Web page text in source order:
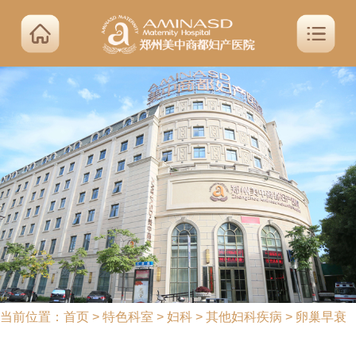
当前位置： 首页 > 特色科室 > 妇科 > 其他妇科疾病 > 卵巢早衰